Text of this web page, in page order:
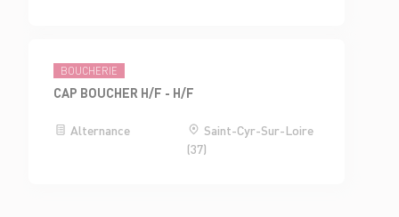
BOUCHERIE
CAP BOUCHER H/F - H/F
Alternance
Saint-Cyr-Sur-Loire
(37)